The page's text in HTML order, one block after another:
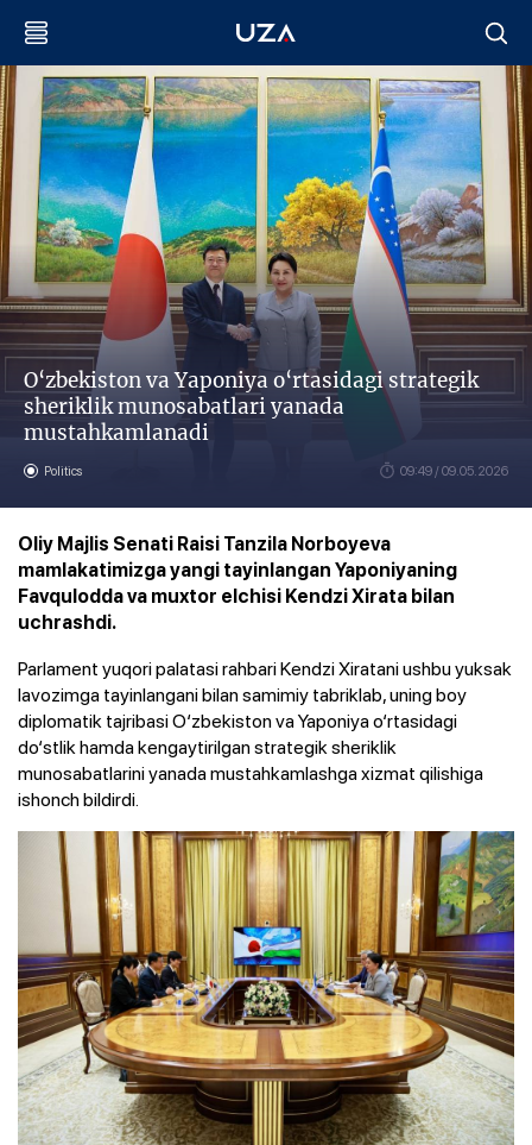
O‘zbekiston va Yaponiya o‘rtasidagi strategik
sheriklik munosabatlari yanada
mustahkamlanadi
Politics 09:49 / 09.05.2026
Oliy Majlis Senati Raisi Tanzila Norboyeva
mamlakatimizga yangi tayinlangan Yaponiyaning
Favqulodda va muxtor elchisi Kendzi Xirata bilan
uchrashdi.
Parlament yuqori palatasi rahbari Kendzi Xiratani ushbu yuksak
lavozimga tayinlangani bilan samimiy tabriklab, uning boy
diplomatik tajribasi O‘zbekiston va Yaponiya o‘rtasidagi
do‘stlik hamda kengaytirilgan strategik sheriklik
munosabatlarini yanada mustahkamlashga xizmat qilishiga
ishonch bildirdi.